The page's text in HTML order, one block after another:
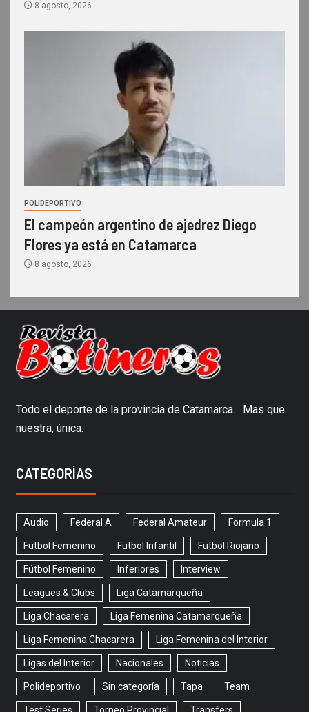
8 agosto, 2026
POLIDEPORTIVO
El campeón argentino de ajedrez Diego
Flores ya está en Catamarca
8 agosto, 2026
Todo el deporte de la provincia de Catamarca… Mas que
nuestra, única.
CATEGORÍAS
Audio Federal A Federal Amateur Formula 1
Futbol Femenino Futbol Infantil Futbol Riojano
Fútbol Femenino Inferiores Interview
Leagues & Clubs Liga Catamarqueña
Liga Chacarera Liga Femenina Catamarqueña
Liga Femenina Chacarera Liga Femenina del Interior
Ligas del Interior Nacionales Noticias
Polideportivo Sin categoría Tapa Team